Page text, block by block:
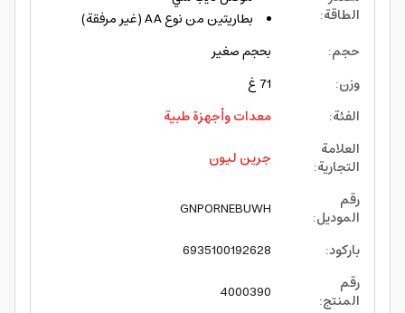
الطاقة:
بطاريتين من نوع AA (غير مرفقة)
حجم:
بحجم صغير
وزن:
71 غ
الفئة:
معدات وأجهزة طبية
العلامة
التجارية:
جرين ليون
رقم
الموديل:
GNPORNEBUWH
باركود:
6935100192628
رقم
المنتج:
4000390